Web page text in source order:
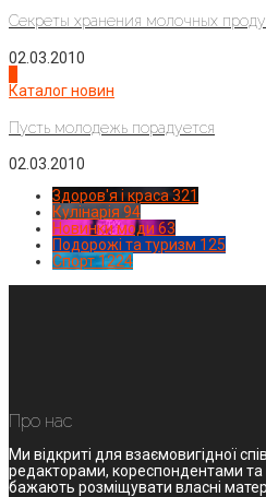
Секреты хранения молочных
02.03.2010
Каталог новин
Пусть молодежь порадуется
02.03.2010
Здоров'я і краса 321
Кулінарія 94
Новинки моди 63
Подорожі та туризм 125
Спорт1224
Про нас
Ми відкриті для взаємовигідної
редакторами, кореспондентами та
бажають розміщувати власні